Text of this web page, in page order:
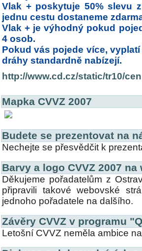
Vlak + poskytuje 50% slevu
jednu cestu dostaneme
Vlak + je výhodný pokud
4 osob.
Pokud vás pojede více,
dráhy standardně nabízejí.
http://www.cd.cz/static/tr10/
Mapka CVVZ 2007
Budete se prezentovat na
Nechejte se přesvědčit k
Barvy a logo CVVZ 2007 na
Děkujeme pořadatelům z
připravili takové webovské
jednoho pořadatele na dalšího.
Závěry CVVZ v programu
Letošní CVVZ neměla ambice